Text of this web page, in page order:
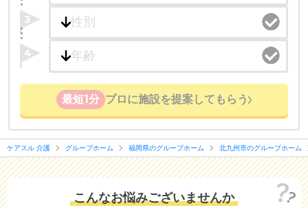
「夫婦入居可」の施設、「看取り可」の施設など、
医療・看護体制から施設を探すこともできます。
3
4
最短1分 プロに施設を提案してもらう
ケアスル 介護 グループホーム 福岡県のグループホーム 北九州市のグループホーム
こんなお悩みございませんか